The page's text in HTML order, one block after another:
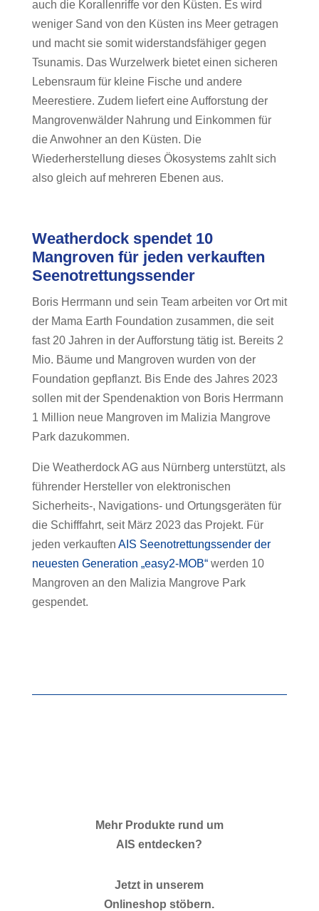
auch die Korallenriffe vor den Küsten. Es wird
weniger Sand von den Küsten ins Meer getragen
und macht sie somit widerstandsfähiger gegen
Tsunamis. Das Wurzelwerk bietet einen sicheren
Lebensraum für kleine Fische und andere
Meerestiere. Zudem liefert eine Aufforstung der
Mangrovenwälder Nahrung und Einkommen für
die Anwohner an den Küsten. Die
Wiederherstellung dieses Ökosystems zahlt sich
also gleich auf mehreren Ebenen aus.
Weatherdock spendet 10
Mangroven für jeden verkauften
Seenotrettungssender
Boris Herrmann und sein Team arbeiten vor Ort mit
der Mama Earth Foundation zusammen, die seit
fast 20 Jahren in der Aufforstung tätig ist. Bereits 2
Mio. Bäume und Mangroven wurden von der
Foundation gepflanzt. Bis Ende des Jahres 2023
sollen mit der Spendenaktion von Boris Herrmann
1 Million neue Mangroven im Malizia Mangrove
Park dazukommen.
Die Weatherdock AG aus Nürnberg unterstützt, als
führender Hersteller von elektronischen
Sicherheits-, Navigations- und Ortungsgeräten für
die Schifffahrt, seit März 2023 das Projekt. Für
jeden verkauften AIS Seenotrettungssender der
neuesten Generation „easy2-MOB“werden 10
Mangroven an den Malizia Mangrove Park
gespendet.
Mehr Produkte rund um
AIS entdecken?
Jetzt in unserem
Onlineshop stöbern.